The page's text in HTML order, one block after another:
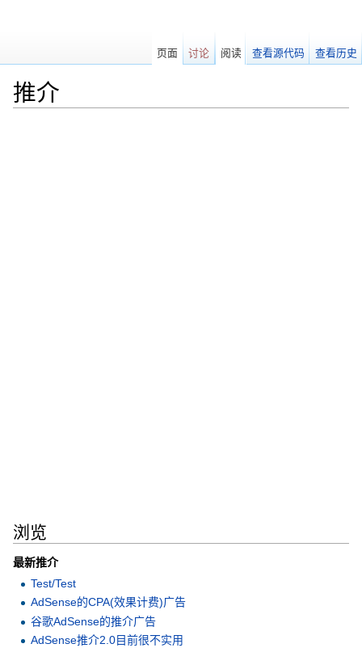
推介
浏览
最新推介
Test/Test
AdSense的CPA(效果计费)广告
谷歌AdSense的推介广告
AdSense推介2.0目前很不实用
页面 讨论 阅读 查看源代码 查看历史